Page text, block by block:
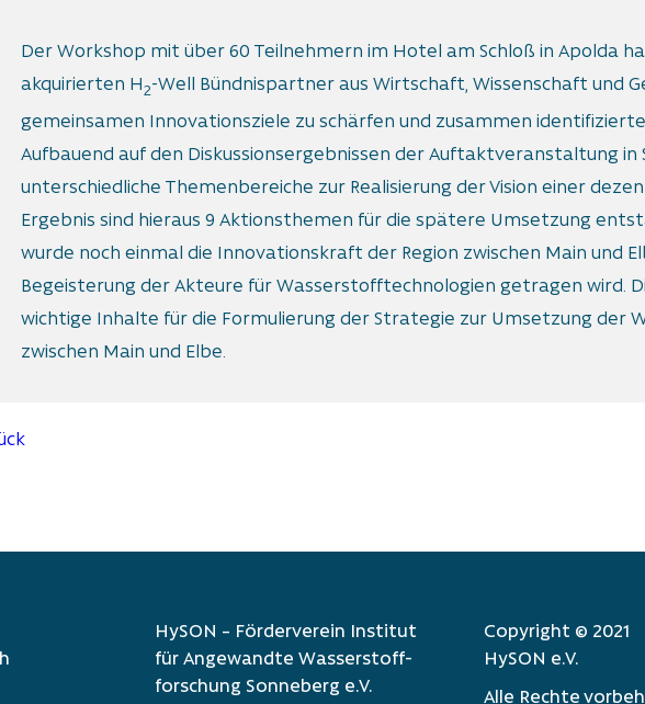
Der Workshop mit über 60 Teilnehmern im Hotel am Schloß in Apolda
akquirierten H2-Well Bündnispartner aus Wirtschaft, Wissenschaft und
gemeinsamen Innovationsziele zu schärfen und zusammen
Aufbauend auf den Diskussionsergebnissen der Auftaktveranstaltung
unterschiedliche Themenbereiche zur Realisierung der Vision einer
Ergebnis sind hieraus 9 Aktionsthemen für die spätere Umsetzung
wurde noch einmal die Innovationskraft der Region zwischen Main und
Begeisterung der Akteure für Wasserstofftechnologien getragen wird.
wichtige Inhalte für die Formulierung der Strategie zur Umsetzung der
zwischen Main und Elbe.
HySON – Förder­verein Institut
für An­ge­wand­te Wasser­stoff­
for­schung Sonne­berg e.V.
Copyright © 2021
HySON e.V.
Alle Rechte